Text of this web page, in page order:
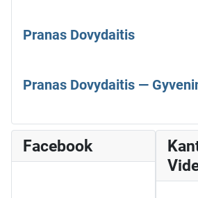
Pranas Dovydaitis
Pranas Dovydaitis —
Facebook